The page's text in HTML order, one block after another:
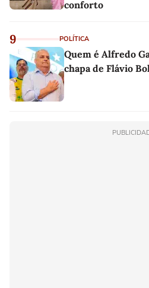
conforto
9 POLÍTICA
Quem é Alfredo
chapa de Flávio